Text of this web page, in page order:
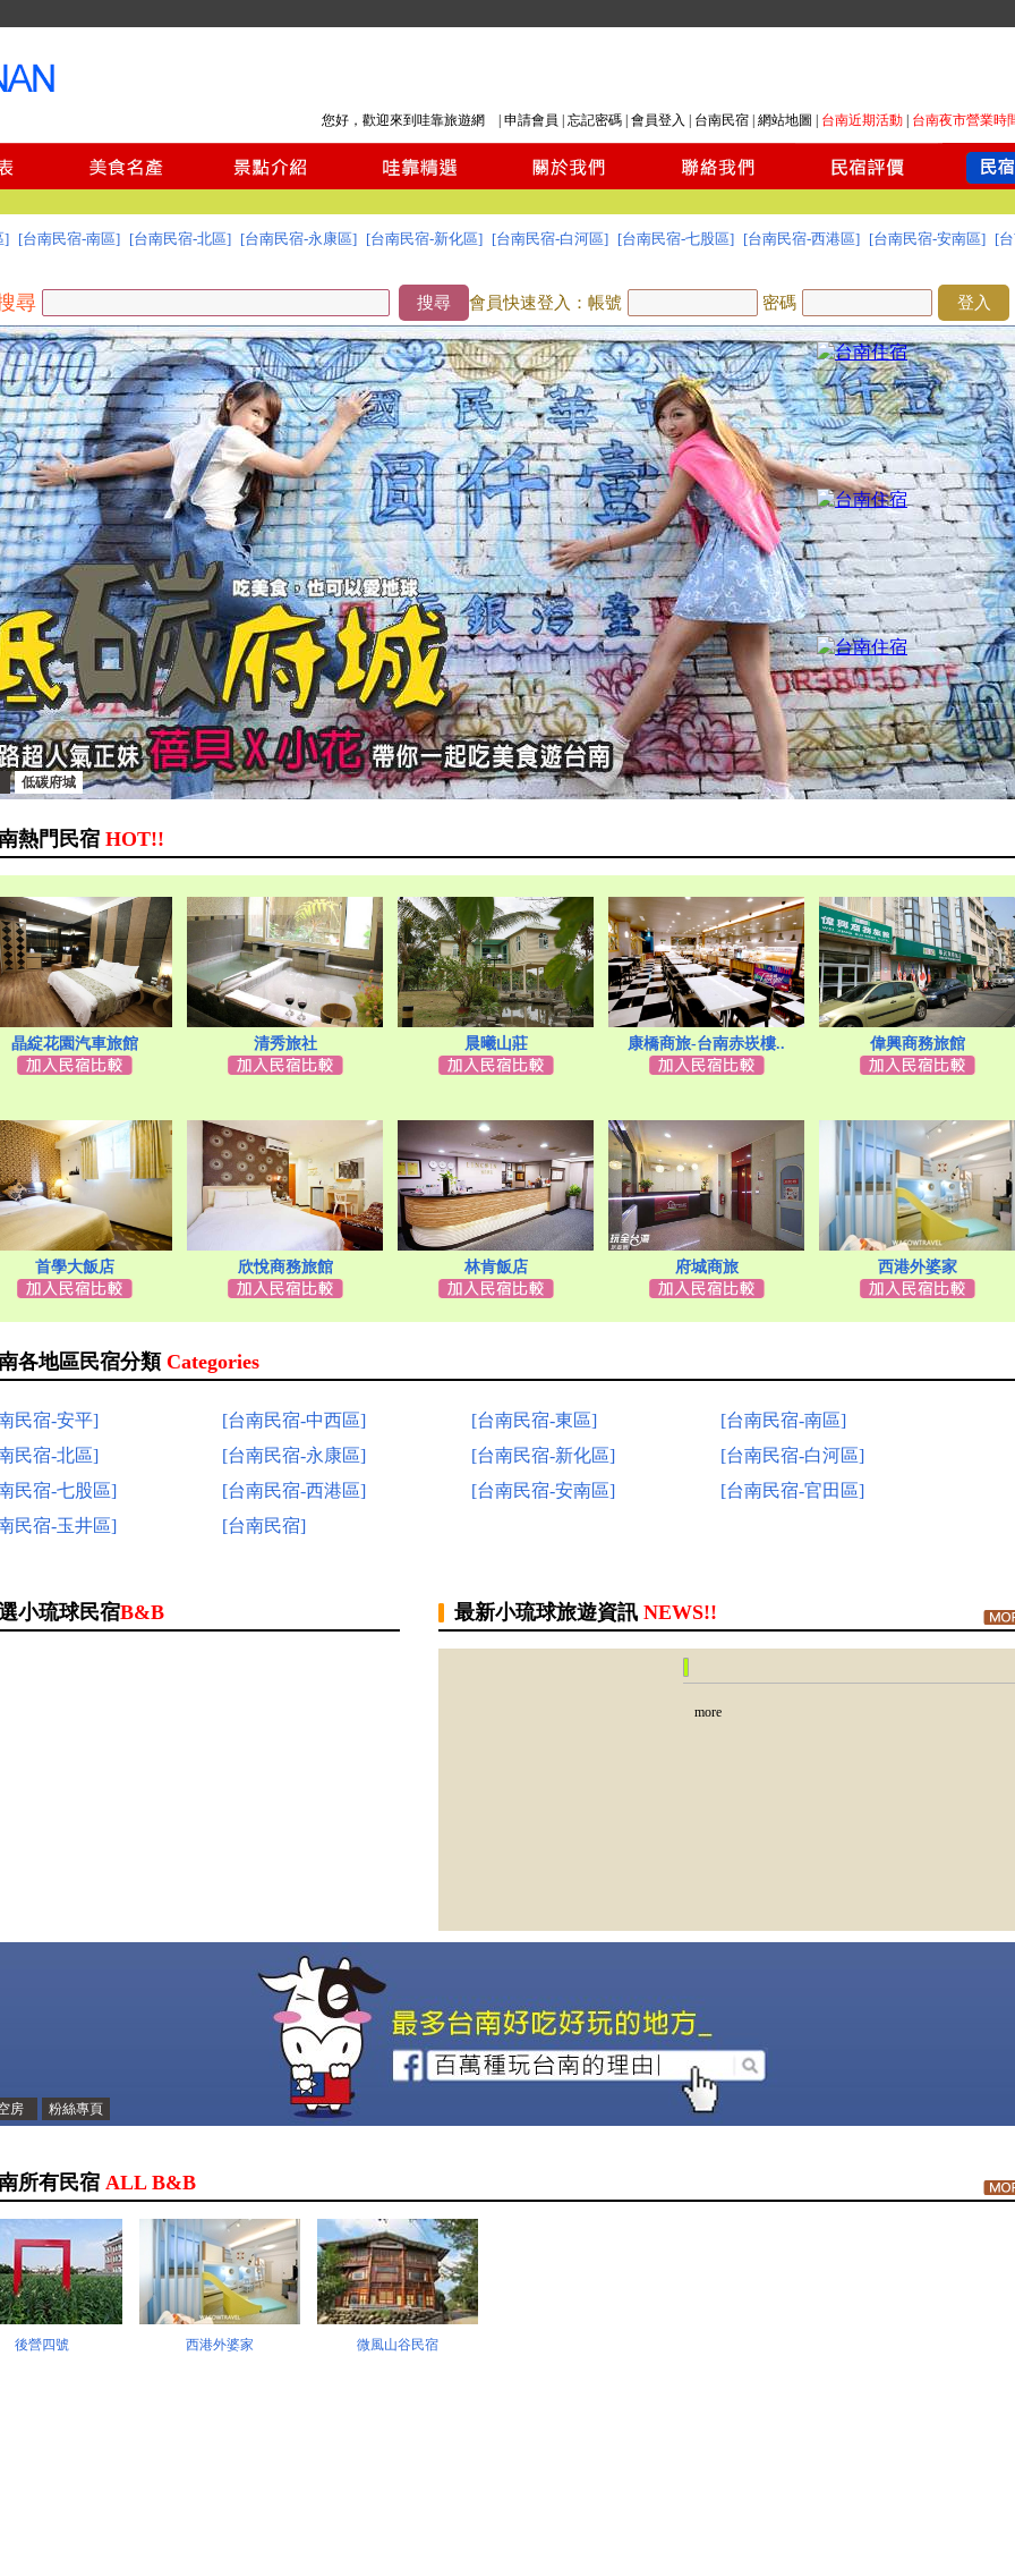
您好，歡迎來到哇靠旅遊網 | 申請會員 忘記密碼 會員登入 台南民宿 網站地圖 台南近期活動 台南夜市營業時
] [台南民宿-南區] [台南民宿-北區] [台南民宿-永康區] [台南民宿-新化區] [台南民宿-白河區] [台南民宿-七股區] [台南民宿-西港區] [台南民宿-安南區] [
低碳府城
尋 搜尋 會員快速登入：帳號 密碼 登入
熱門民宿 HOT!!
晶綻花園汽車旅館 清秀旅社 晨曦山莊 康橋商旅-台南赤崁樓.. 偉興商務旅館
首學大飯店 欣悅商務旅館 林肯飯店 府城商旅 西港外婆家
各地區民宿分類 Categories
民宿-安平] [台南民宿-中西區] [台南民宿-東區]
[台南民宿-南區]
民宿-北區]
[台南民宿-永康區] [台南民宿-新化區]
[台南民宿-白河區]
民宿-七股區]
[台南民宿-西港區] [台南民宿-安南區]
[台南民宿-官田區]
民宿-玉井區]
[台南民宿]
小琉球民宿B&B 最新小琉球旅遊資訊 NEWS!!
more
房 粉絲專頁
所有民宿 ALL B&B
後營四號 西港外婆家 微風山谷民宿